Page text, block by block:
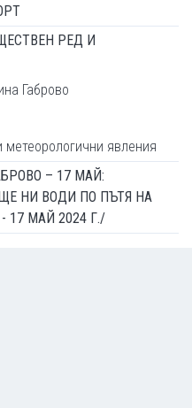
РЕД И
Габрово
метеорологични явления
– 17 МАЙ:
НИ ВОДИ ПО ПЪТЯ НА
17 МАЙ 2024 Г./